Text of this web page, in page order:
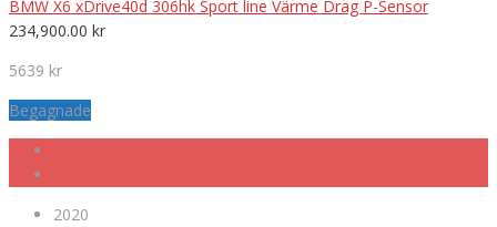
BMW X6 xDrive40d 306hk Sport line Värme Drag P-Sensor
234,900.00 kr
5639 kr
Begagnade
2020